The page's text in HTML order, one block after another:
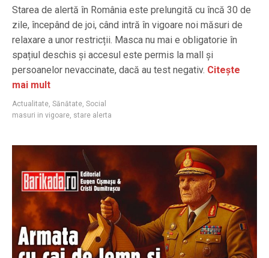
Starea de alertă în România este prelungită cu încă 30 de
zile, începând de joi, când intră în vigoare noi măsuri de
relaxare a unor restricții. Masca nu mai e obligatorie în
spațiul deschis și accesul este permis la mall și
persoanelor nevaccinate, dacă au test negativ. Citește
mai mult
Actualitate, Sănătate, Social
masuri in vigoare, stare alerta